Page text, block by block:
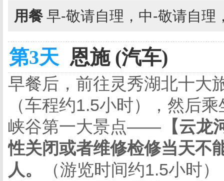
用餐 早-敬请自理，中-敬请自理
第3天 恩施 (汽车)
早餐后 ， 前往灵秀湖北十大
（车程约1.5小时），然后
峡谷第一大景点—— 【云龙
性关闭或者维修检修当天不
人。
（游览时间约1.5小时